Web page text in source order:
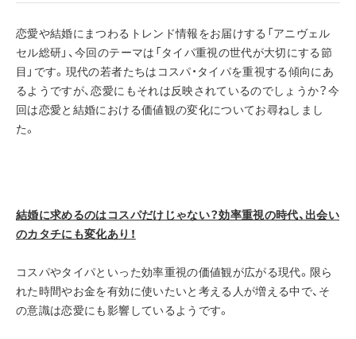
恋愛や結婚にまつわるトレンド情報をお届けする「アニヴェル
セル総研」、今回のテーマは「タイパ重視の世代が大切にする節
目」です。現代の若者たちはコスパ・タイパを重視する傾向にあ
るようですが、恋愛にもそれは反映されているのでしょうか？今
回は恋愛と結婚における価値観の変化についてお尋ねしまし
た。
結婚に求めるのはコスパだけじゃない？効率重視の時代、出会い
のカタチにも変化あり！
コスパやタイパといった効率重視の価値観が広がる現代。限ら
れた時間やお金を有効に使いたいと考える人が増える中で、そ
の意識は恋愛にも影響しているようです。